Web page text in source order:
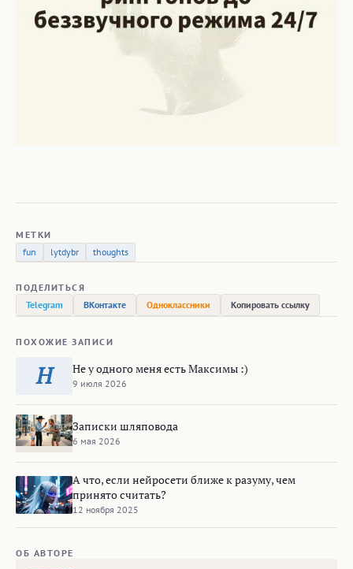
МЕТКИ
fun
lytdybr thoughts
ПОДЕЛИТЬСЯ
Telegram
ВКонтакте Одноклассники Копировать ссылку
ПОХОЖИЕ ЗАПИСИ
Н Не у одного меня есть Максимы :)
9 июля 2026
Записки шляповода
6 мая 2026
А что, если нейросети ближе к разуму, чем
принято считать?
12 ноября 2025
ОБ АВТОРЕ